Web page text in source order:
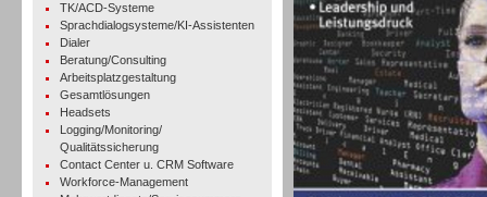
TK/ACD-Systeme
Sprachdialogsysteme/KI-Assistenten
Dialer
Beratung/Consulting
Arbeitsplatzgestaltung
Gesamtlösungen
Headsets
Logging/Monitoring/
Qualitätssicherung
Contact Center u. CRM Software
Workforce-Management